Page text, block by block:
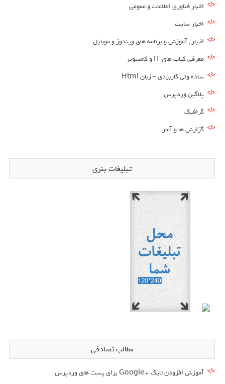
اخبار فناوری اطلاعات و عمومی
اخبار سایت
اخبار , آموزش و برنامه های ویندوز و موبایل
معرفی کتاب های IT و کامپیوتر
ساده ولی کاربردی – زبان Html
پلاگین وردپرس
گرافیک
گزارش ها و آمار
تبلیغات بنری
مطالب تصادفی
آموزش افزودن لایک +Google برای پست های وردپرس